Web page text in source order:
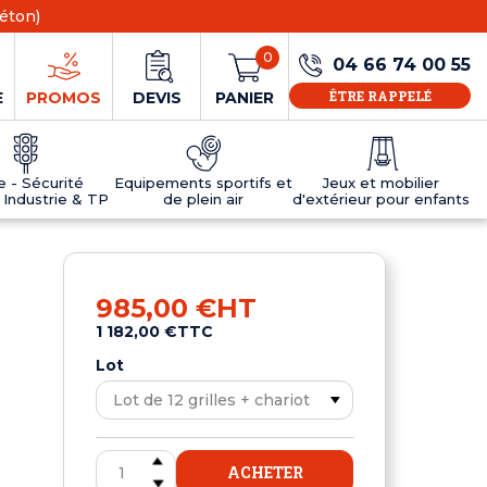
PROMOS DEVIS PANIER
0 04 66 74 00 55
ÊTRE RAPPELÉ
- Sécurité
& TP
Equipements sportifs et
de plein air
Tables de ping-pong en résine
Jeux et mobilier
d'extérieur pour enfants
MOBILIER D'EXTÉRIEUR POUR ENFANTS
985,00 €HT
1 182,00 €TTC
Lot
ACHETER